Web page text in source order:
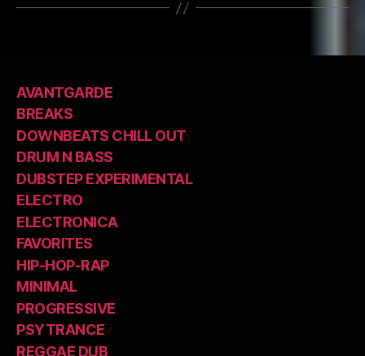
AVANTGARDE
BREAKS
DOWNBEATS CHILL OUT
DRUM N BASS
DUBSTEP EXPERIMENTAL
ELECTRO
ELECTRONICA
FAVORITES
HIP-HOP-RAP
MINIMAL
PROGRESSIVE
PSYTRANCE
REGGAE DUB